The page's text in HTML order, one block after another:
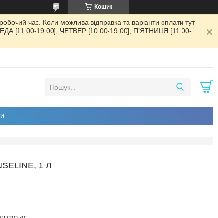
Кошик
час. Коли можлива відправка та варіанти оплати тут
[11:00-19:00], ЧЕТВЕР [10:00-19:00], ПʼЯТНИЦЯ [11:00-
1 Л